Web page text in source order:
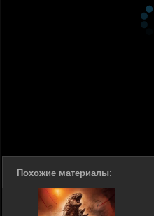
Похожие материалы: